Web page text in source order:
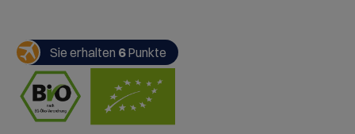
Sie erhalten 6Punkte